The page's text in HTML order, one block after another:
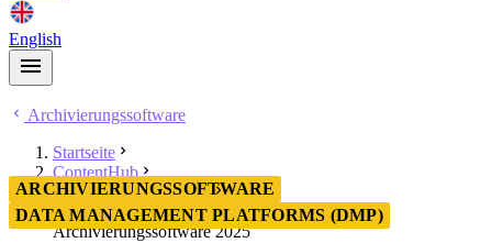
English
Archivierungssoftware
Startseite
ContentHub
Archivierungssoftware
Digitales Aufräumen leicht gemacht: Die beste
Archivierungssoftware 2025
ARCHIVIERUNGSSOFTWARE
DATA MANAGEMENT PLATFORMS (DMP)